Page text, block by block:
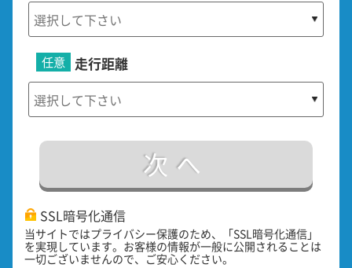
走行距離
任意
次へ
SSL暗号化通信
当サイトではプライバシー保護のため、「SSL暗号化通信」
を実現しています。お客様の情報が一般に公開されることは
一切ございませんので、ご安心ください。